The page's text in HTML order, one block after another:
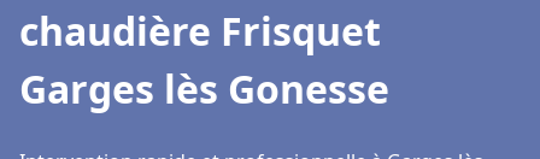
chaudière Frisquet
Garges lès Gonesse